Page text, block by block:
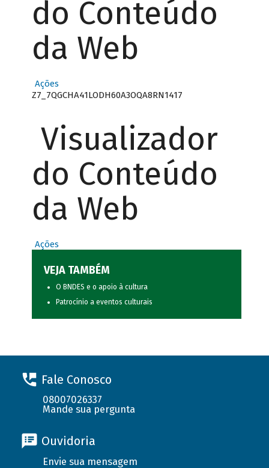
do Conteúdo
da Web
Ações
Z7_7QGCHA41LODH60A3OQA8RN1417
Visualizador
do Conteúdo
da Web
Ações
VEJA TAMBÉM
O BNDES e o apoio à cultura
Patrocínio a eventos culturais
Fale Conosco
08007026337
Mande sua pergunta
Ouvidoria
Envie sua mensagem